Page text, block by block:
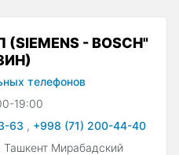
- BOSCH"
телефонов
19:00
63 , +998 (71) 200-44-40
Ташкент Мирабадский